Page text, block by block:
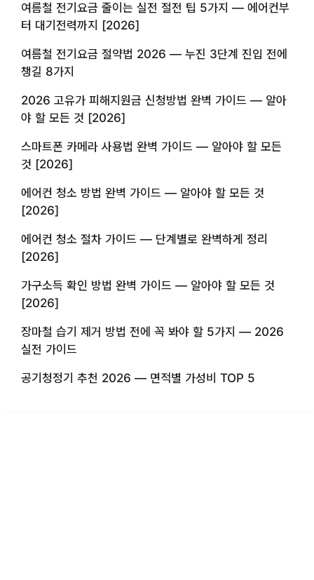
여름철 전기요금 줄이는 실전 절전 팁 5가지 — 에어컨부
터 대기전력까지 [2026]
여름철 전기요금 절약법 2026 — 누진 3단계 진입 전에
챙길 8가지
2026 고유가 피해지원금 신청방법 완벽 가이드 — 알아
야 할 모든 것 [2026]
스마트폰 카메라 사용법 완벽 가이드 — 알아야 할 모든
것 [2026]
에어컨 청소 방법 완벽 가이드 — 알아야 할 모든 것
[2026]
에어컨 청소 절차 가이드 — 단계별로 완벽하게 정리
[2026]
가구소득 확인 방법 완벽 가이드 — 알아야 할 모든 것
[2026]
장마철 습기 제거 방법 전에 꼭 봐야 할 5가지 — 2026
실전 가이드
공기청정기 추천 2026 — 면적별 가성비 TOP 5